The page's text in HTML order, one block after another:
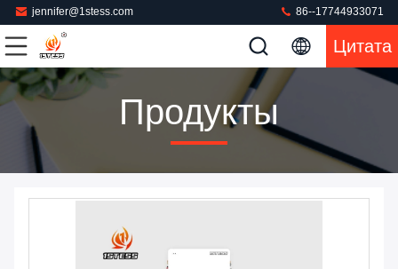
jennifer@1stess.com 86--17744933071
Цитата
Продукты